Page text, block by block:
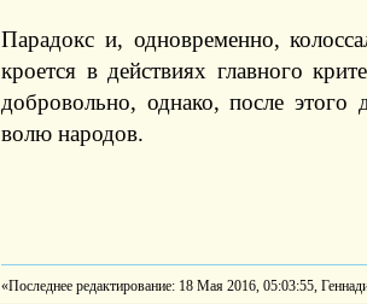
Парадокс и, одновременно,
кроется в действиях главного
добровольно, однако, после этого
волю народов.
«Последнее редактирование: 18 Мая 2016, 05:03:55,